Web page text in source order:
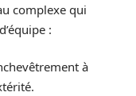
complexe qui
:
à